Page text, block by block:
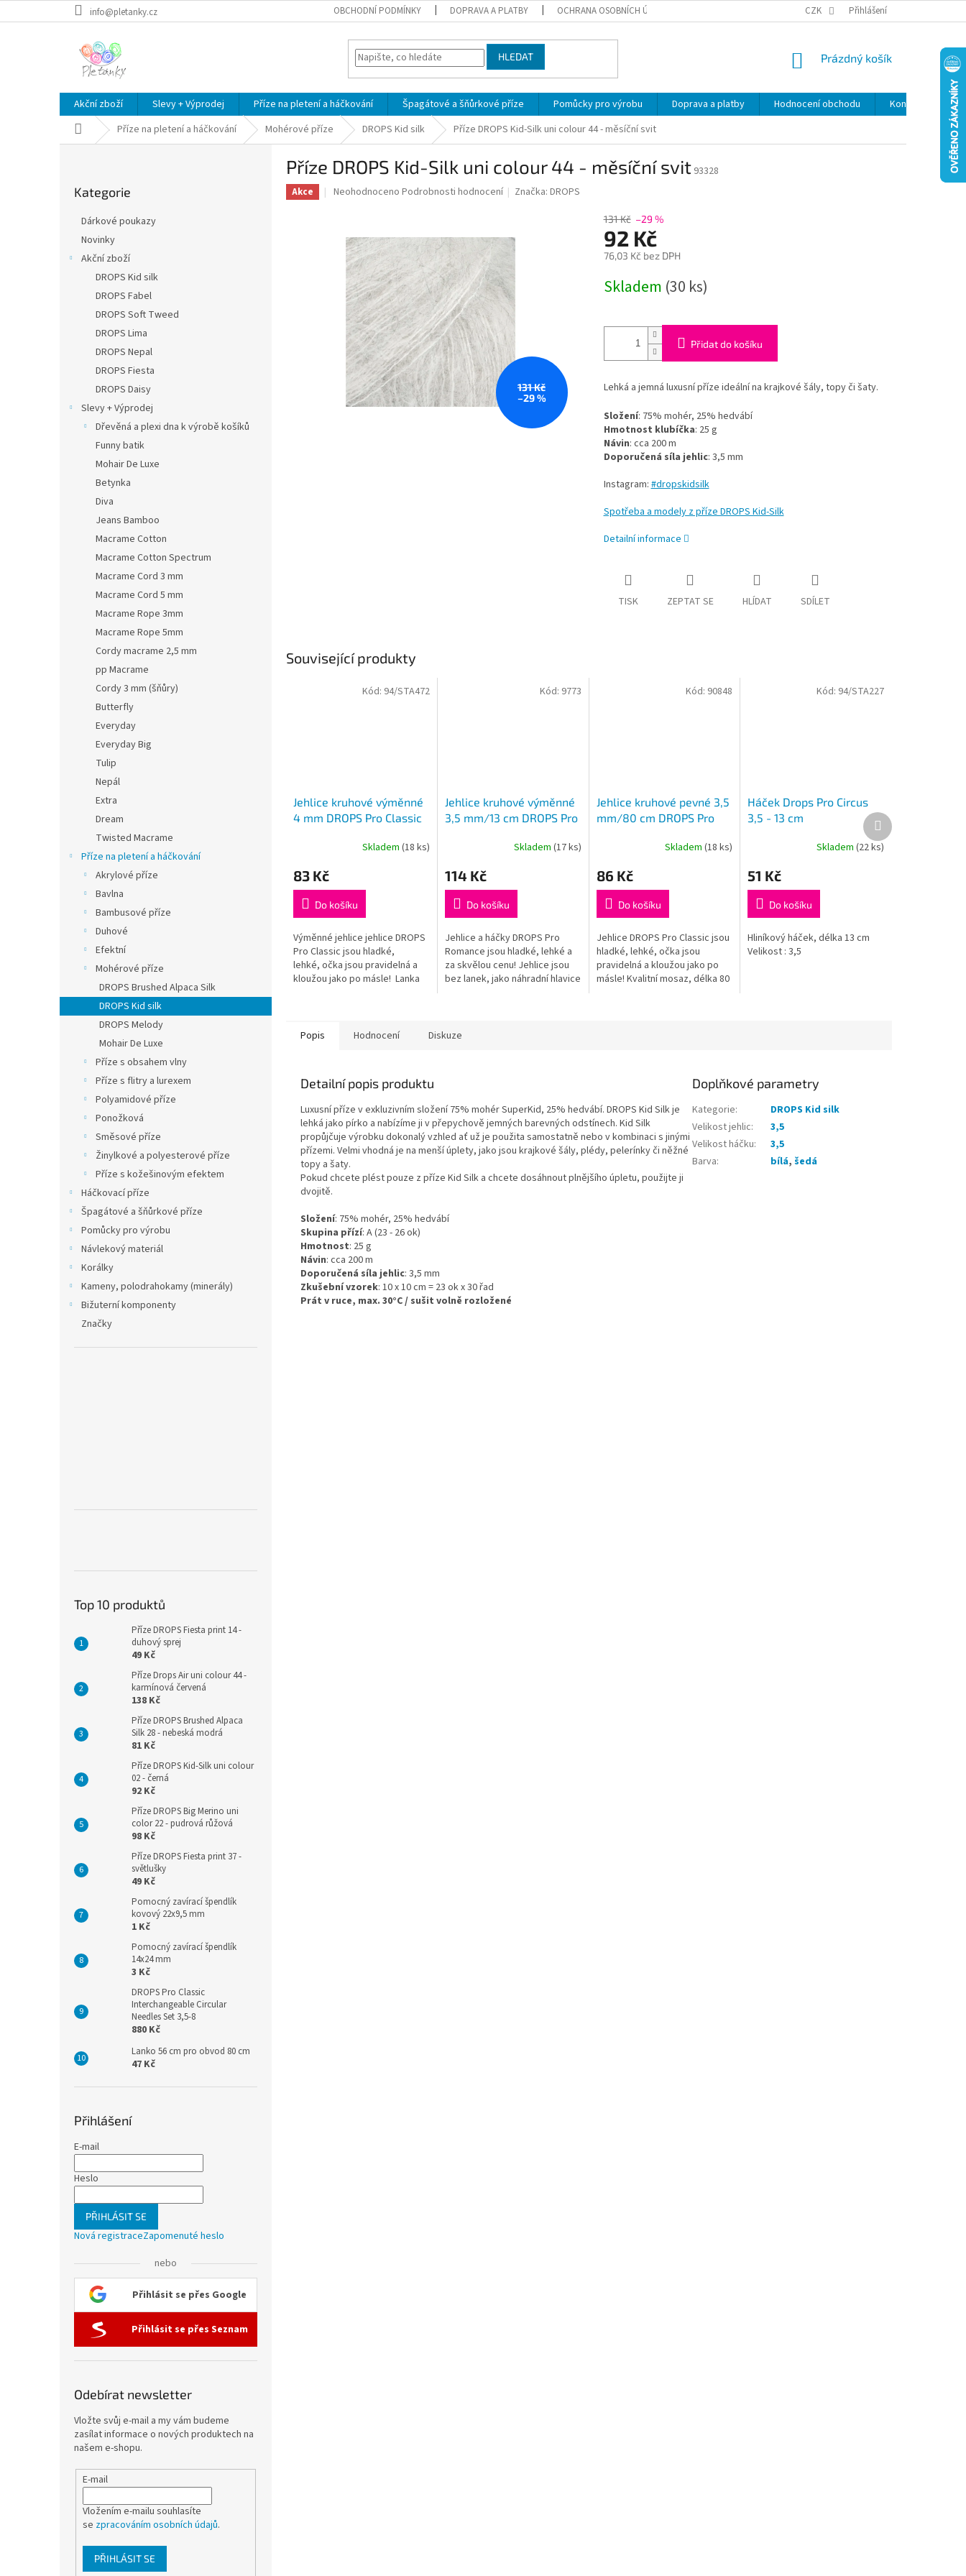
na
info@pletanky.cz OBCHODNÍ PODMÍNKY DOPRAVA A PLATBY OCHRANA OSOBNÍCH ÚDAJŮ CZK Přihlášení
HLEDAT
NÁKUPNÍ
Prázdný košík
Akční zboží Slevy + Výprodej Příze na pletení a háčkování Špagátové a šňůrkové příze Pomůcky pro výrobu Doprava a platby Hodnocení obchodu Kontakty
Domů Příze na pletení a háčkování Mohérové příze DROPS Kid silk Příze DROPS Kid-Silk uni colour 44 - měsíční svit
kategorie
Kategorie
Dárkové poukazy
Novinky
Akční zboží
DROPS Kid silk
DROPS Fabel
DROPS Soft Tweed
DROPS Lima
DROPS Nepal
DROPS Fiesta
DROPS Daisy
Slevy + Výprodej
Dřevěná a plexi dna k výrobě košíků
Funny batik
Mohair De Luxe
Betynka
Diva
Jeans Bamboo
Macrame Cotton
Macrame Cotton Spectrum
Macrame Cord 3 mm
Macrame Cord 5 mm
Macrame Rope 3mm
Macrame Rope 5mm
Cordy macrame 2,5 mm
pp Macrame
Cordy 3 mm (šňůry)
Butterfly
Everyday
Everyday Big
Tulip
Nepál
Extra
Dream
Twisted Macrame
Příze na pletení a háčkování
Akrylové příze
Bavlna
Bambusové příze
Duhové
Efektní
Mohérové příze
DROPS Brushed Alpaca Silk
DROPS Kid silk
DROPS Melody
Mohair De Luxe
Příze s obsahem vlny
Příze s flitry a lurexem
Polyamidové příze
Ponožková
Směsové příze
Žinylkové a polyesterové příze
Příze s kožešinovým efektem
Háčkovací příze
Špagátové a šňůrkové příze
Pomůcky pro výrobu
Návlekový materiál
Korálky
Kameny, polodrahokamy (minerály)
Bižuterní komponenty
Značky
Top 10 produktů
Příze DROPS Fiesta print 14 -
duhový sprej
49 Kč
Příze Drops Air uni colour 44 -
karmínová červená
138 Kč
Příze DROPS Brushed Alpaca
Silk 28 - nebeská modrá
81 Kč
Příze DROPS Kid-Silk uni colour
02 - černá
92 Kč
Příze DROPS Big Merino uni
color 22 - pudrová růžová
98 Kč
Příze DROPS Fiesta print 37 -
světlušky
49 Kč
Pomocný zavírací špendlík
kovový 22x9,5 mm
1 Kč
Pomocný zavírací špendlík
14x24 mm
3 Kč
DROPS Pro Classic
Interchangeable Circular
Needles Set 3,5-8
880 Kč
Lanko 56 cm pro obvod 80 cm
47 Kč
Přihlášení
E-mail
Heslo
PŘIHLÁSIT SE
Nová registraceZapomenuté heslo
nebo
Přihlásit se přes Google
Přihlásit se přes Seznam
Odebírat newsletter
Vložte svůj e-mail a my vám budeme
zasílat informace o nových produktech na
našem e-shopu.
E-mail
Vložením e-mailu souhlasíte
se zpracováním osobních údajů.
PŘIHLÁSIT SE
Příze DROPS Kid-Silk uni colour 44 - měsíční svit 93328
Akce
Průměrné
hvězdiček.
Neohodnoceno Podrobnosti hodnocení Značka:DROPS
131 Kč
–29 %
131 Kč –29 %
92 Kč
76,03 Kč bez DPH
cena:
Skladem (30 ks)
Přidat do košíku
Lehká a jemná luxusní příze ideální na krajkové šály, topy či šaty.
Složení: 75% mohér, 25% hedvábí
Hmotnost klubíčka: 25 g
Návin: cca 200 m
Doporučená síla jehlic: 3,5 mm
Instagram:#dropskidsilk
Spotřeba a modely z příze DROPS Kid-Silk
Detailní informace
TISK ZEPTAT SE HLÍDAT SDÍLET
Související produkty
Jehlice kruhové výměnné
4 mm DROPS Pro Classic
produktu
je
5,0
z
5
hvězdiček.
Skladem (18 ks)
83 Kč
Do košíku
Výměnné jehlice jehlice DROPS
Pro Classic jsou hladké,
lehké, očka jsou pravidelná a
kloužou jako po másle! Lanka
Kód: 94/STA472
Jehlice kruhové výměnné
3,5 mm/13 cm DROPS Pro
produktu
je
5,0
z
5
hvězdiček.
Skladem (17 ks)
114 Kč
Do košíku
Jehlice a háčky DROPS Pro
Romance jsou hladké, lehké a
za skvělou cenu! Jehlice jsou
bez lanek, jako náhradní hlavice
Kód: 9773
Jehlice kruhové pevné 3,5
mm/80 cm DROPS Pro
produktu
je
5,0
z
5
hvězdiček.
Skladem(18 ks)
86 Kč
Do košíku
Jehlice DROPS Pro Classic jsou
hladké, lehké, očka jsou
pravidelná a kloužou jako po
másle! Kvalitní mosaz, délka 80
Kód: 90848
Háček Drops Pro Circus
3,5 - 13 cm
Skladem (22 ks)
51 Kč
Do košíku
Hliníkový háček, délka 13 cm
Velikost : 3,5
Kód: 94/STA227
Další
produkt
Popis Hodnocení Diskuze
Detailní popis produktu
Luxusní příze v exkluzivním složení 75% mohér SuperKid, 25% hedvábí. DROPS Kid Silk je
lehká jako pírko a nabízíme ji v přepychově jemných barevných odstínech. Kid Silk
propůjčuje výrobku dokonalý vzhled ať už je použita samostatně nebo v kombinaci s jinými
přízemi. Velmi vhodná je na menší úplety, jako jsou krajkové šály, plédy, pelerínky či něžné
topy a šaty.
Pokud chcete plést pouze z příze Kid Silk a chcete dosáhnout plnějšího úpletu, použijte ji
dvojitě.
Složení: 75% mohér, 25% hedvábí
Skupina přízí: A (23 - 26 ok)
Hmotnost: 25 g
Návin: cca 200 m
Doporučená síla jehlic: 3,5 mm
Zkušební vzorek: 10 x 10 cm = 23 ok x 30 řad
Prát v ruce, max. 30°C / sušit volně rozložené
Doplňkové parametry
Kategorie:
DROPS Kid silk
Velikost jehlic:
3,5
Velikost háčku:
3,5
Barva: bílá,šedá